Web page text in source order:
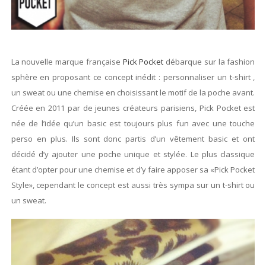
La nouvelle marque française Pick Pocket débarque sur la fashion
sphère en proposant ce concept inédit : personnaliser un t-shirt ,
un sweat ou une chemise en choisissant le motif de la poche avant.
Créée en 2011 par de jeunes créateurs parisiens, Pick Pocket est
née de l’idée qu’un basic est toujours plus fun avec une touche
perso en plus. Ils sont donc partis d’un vêtement basic et ont
décidé d’y ajouter une poche unique et stylée. Le plus classique
étant d’opter pour une chemise et d’y faire apposer sa «Pick Pocket
Style», cependant le concept est aussi très sympa sur un t-shirt ou
un sweat.